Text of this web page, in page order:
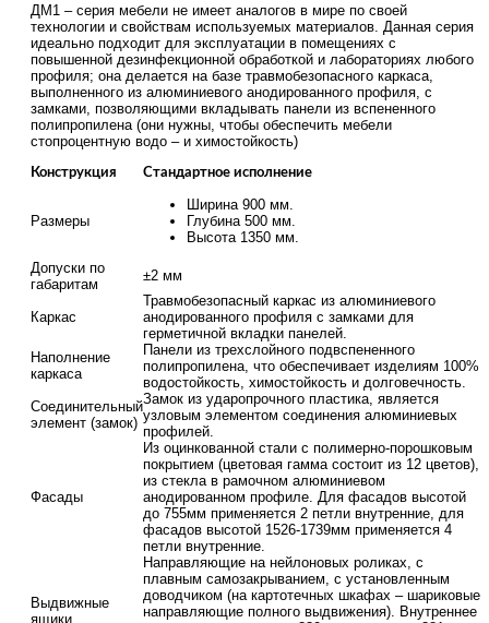
ДМ1 – серия мебели не имеет аналогов в мире по своей
технологии и свойствам используемых материалов. Данная серия
идеально подходит для эксплуатации в помещениях с
повышенной дезинфекционной обработкой и лабораториях любого
профиля; она делается на базе травмобезопасного каркаса,
выполненного из алюминиевого анодированного профиля, с
замками, позволяющими вкладывать панели из вспененного
полипропилена (они нужны, чтобы обеспечить мебели
стопроцентную водо – и химостойкость)
Конструкция Стандартное исполнение
Размеры
Ширина 900 мм.
Глубина 500 мм.
Высота 1350 мм.
Допуски по
габаритам
±2 мм
Каркас
Травмобезопасный каркас из алюминиевого
анодированного профиля с замками для
герметичной вкладки панелей.
Наполнение
каркаса
Панели из трехслойного подвспененного
полипропилена, что обеспечивает изделиям 100%
водостойкость, химостойкость и долговечность.
Соединительный
элемент (замок)
Замок из ударопрочного пластика, является
узловым элементом соединения алюминиевых
профилей.
Фасады
Из оцинкованной стали с полимерно-порошковым
покрытием (цветовая гамма состоит из 12 цветов),
из стекла в рамочном алюминиевом
анодированном профиле. Для фасадов высотой
до 755мм применяется 2 петли внутренние, для
фасадов высотой 1526-1739мм применяется 4
петли внутренние.
Выдвижные
ящики
Направляющие на нейлоновых роликах, с
плавным самозакрыванием, с установленным
доводчиком (на картотечных шкафах – шариковые
направляющие полного выдвижения). Внутреннее